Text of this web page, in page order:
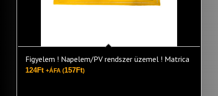
Figyelem ! Napelem/PV rendszer üzemel ! Matrica
124Ft +ÁFA (157Ft)